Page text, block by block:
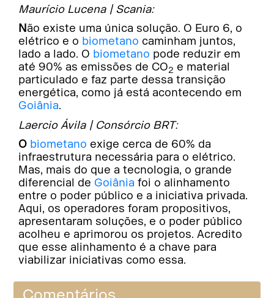
Maurício Lucena | Scania:
Não existe uma única solução. O Euro 6, o
elétrico e o biometano caminham juntos,
lado a lado. O biometano pode reduzir em
até 90% as emissões de CO2 e material
particulado e faz parte dessa transição
energética, como já está acontecendo em
Goiânia.
Laercio Ávila | Consórcio BRT:
biometano exige cerca de 60% da
infraestrutura necessária para o elétrico.
Mas, mais do que a tecnologia, o grande
diferencial de Goiânia foi o alinhamento
entre o poder público e a iniciativa privada.
Aqui, os operadores foram propositivos,
apresentaram soluções, e o poder público
acolheu e aprimorou os projetos. Acredito
que esse alinhamento é a chave para
viabilizar iniciativas como essa.